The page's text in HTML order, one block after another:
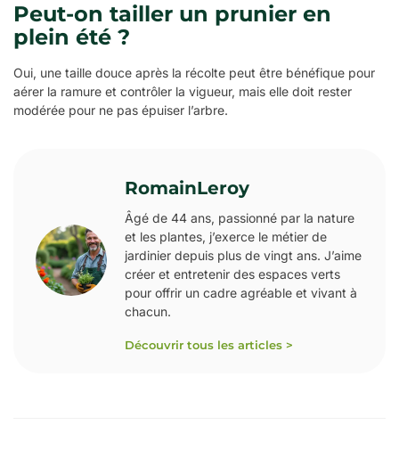
Peut-on tailler un prunier en
plein été ?
Oui, une taille douce après la récolte peut être bénéfique pour
aérer la ramure et contrôler la vigueur, mais elle doit rester
modérée pour ne pas épuiser l’arbre.
RomainLeroy
Âgé de 44 ans, passionné par la nature
et les plantes, j’exerce le métier de
jardinier depuis plus de vingt ans. J’aime
créer et entretenir des espaces verts
pour offrir un cadre agréable et vivant à
chacun.
Découvrir tous les articles >